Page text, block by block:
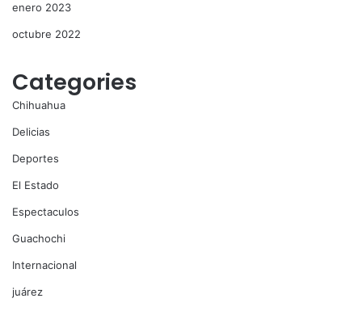
enero 2023
octubre 2022
Categories
Chihuahua
Delicias
Deportes
El Estado
Espectaculos
Guachochi
Internacional
juárez